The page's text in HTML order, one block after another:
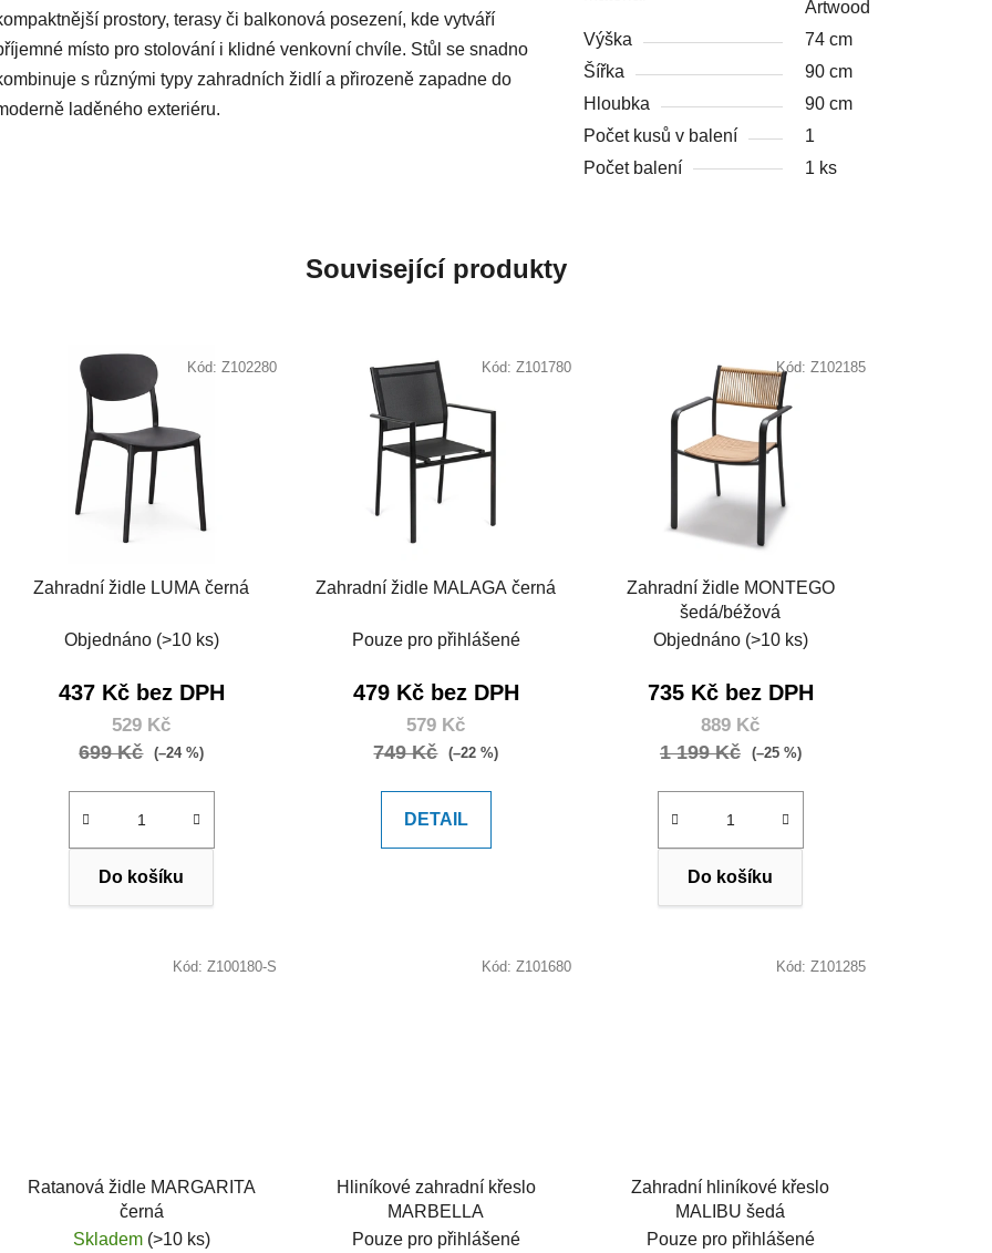
prostory, terasy či balkonová posezení, kde vytváří
místo pro stolování i klidné venkovní chvíle. Stůl se snadno
s různými typy zahradních židlí a přirozeně zapadne do
laděného exteriéru.
Artwood
Výška
74 cm
Šířka
90 cm
Hloubka
90 cm
Počet kusů v balení
1
Počet balení
1 ks
Související produkty
Zahradní židle LUMA černá
Objednáno (>10 ks)
437 Kč bez DPH
529 Kč
699 Kč (–24 %)
Do košíku
Kód: Z102280
Zahradní židle MALAGA černá
Pouze pro přihlášené
479 Kč bez DPH
579 Kč
749 Kč (–22 %)
DETAIL
Kód: Z101780
Zahradní židle MONTEGO
šedá/béžová
Objednáno (>10 ks)
735 Kč bez DPH
889 Kč
1 199 Kč (–25 %)
Do košíku
Kód: Z102185
Ratanová židle MARGARITA
černá
Skladem (>10 ks)
Kód: Z100180-S
Hliníkové zahradní křeslo
MARBELLA
Pouze pro přihlášené
Kód: Z101680
Zahradní hliníkové křeslo
MALIBU šedá
Pouze pro přihlášené
Kód: Z101285